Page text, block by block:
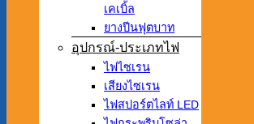
เคเบิ้ล
ยางปีนฟุตบาท
อุปกรณ์-ประเภทไฟ
ไฟไซเรน
เสียงไซเรน
ไฟสปอร์ตไลท์ LED